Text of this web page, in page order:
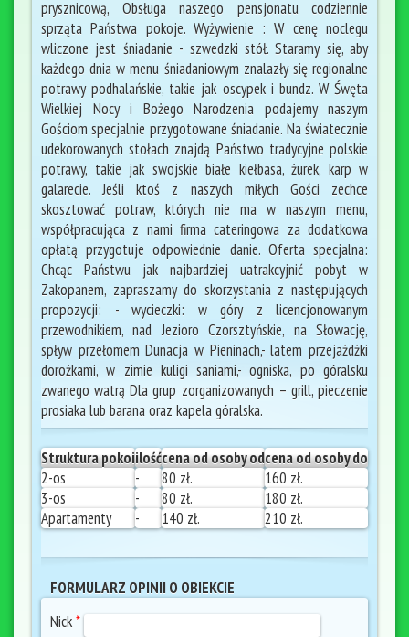
prysznicową, Obsługa naszego pensjonatu codziennie
sprząta Państwa pokoje. Wyżywienie : W cenę noclegu
wliczone jest śniadanie - szwedzki stół. Staramy się, aby
każdego dnia w menu śniadaniowym znalazły się regionalne
potrawy podhalańskie, takie jak oscypek i bundz. W Śwęta
Wielkiej Nocy i Bożego Narodzenia podajemy naszym
Gościom specjalnie przygotowane śniadanie. Na światecznie
udekorowanych stołach znajdą Państwo tradycyjne polskie
potrawy, takie jak swojskie białe kiełbasa, żurek, karp w
galarecie. Jeśli ktoś z naszych miłych Gości zechce
skosztować potraw, których nie ma w naszym menu,
współpracująca z nami firma cateringowa za dodatkowa
opłatą przygotuje odpowiednie danie. Oferta specjalna:
Chcąc Państwu jak najbardziej uatrakcyjnić pobyt w
Zakopanem, zapraszamy do skorzystania z następujących
propozycji: - wycieczki: w góry z licencjonowanym
przewodnikiem, nad Jezioro Czorsztyńskie, na Słowację,
spływ przełomem Dunacja w Pieninach,- latem przejażdżki
dorożkami, w zimie kuligi saniami,- ogniska, po góralsku
zwanego watrą Dla grup zorganizowanych – grill, pieczenie
prosiaka lub barana oraz kapela góralska.
Struktura pokoiilośćcena od osoby odcena od osoby do
2-os
- 80 zł.
160 zł.
3-os
- 80 zł.
180 zł.
Apartamenty
- 140 zł. 210 zł.
FORMULARZ OPINII O OBIEKCIE
Nick*